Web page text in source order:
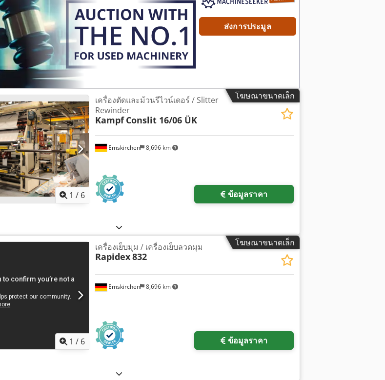
ส่งการประมูล
โฆษณาขนาดเล็ก
1 / 6
Emskirchen 8,696 km
เครื่องตัดและม้วนรีไวน์เดอร์ / Slitter
Rewinder
Kampf Conslit 16/06 ÜK
ข้อมูลราคา
โฆษณาขนาดเล็ก
1 / 6
Emskirchen 8,696 km
เครื่องเย็บมุม / เครื่องเย็บลวดมุม
Rapidex832
ข้อมูลราคา